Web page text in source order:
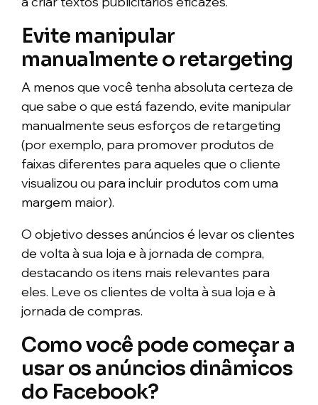
Evite manipular
manualmente o retargeting
A menos que você tenha absoluta certeza de
que sabe o que está fazendo, evite manipular
manualmente seus esforços de retargeting
(por exemplo, para promover produtos de
faixas diferentes para aqueles que o cliente
visualizou ou para incluir produtos com uma
margem maior).
O objetivo desses anúncios é levar os clientes
de volta à sua loja e à jornada de compra,
destacando os itens mais relevantes para
eles. Leve os clientes de volta à sua loja e à
jornada de compras.
Como você pode começar a
usar os anúncios dinâmicos
do Facebook?